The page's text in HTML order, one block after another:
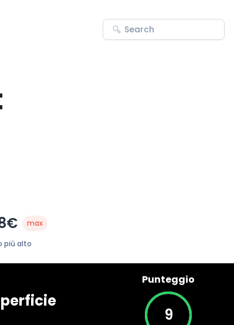
max
più alto
Punteggio
9